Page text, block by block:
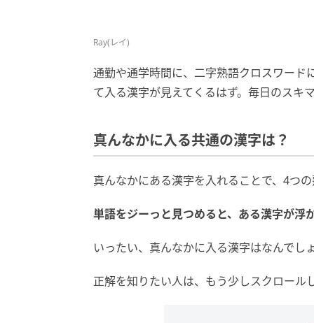
Ray(レイ)
通勤や通学時間に、二字熟語クロスワード
て入る漢字が見えてくるはず。毎日のスキ
真んなかに入る共通の漢字は？
真んなかにある漢字を入れることで、4つ
単語をジーっと見つめると、ある漢字が浮
いったい、真んなかに入る漢字はなんでし
正解を知りたい人は、もう少しスクロール